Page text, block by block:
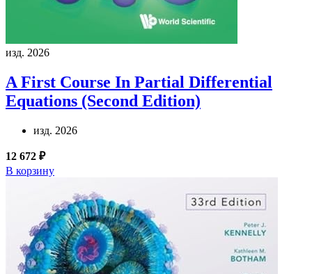
изд. 2026
A First Course In Partial Differential
Equations (Second Edition)
изд. 2026
12 672 ₽
В корзину